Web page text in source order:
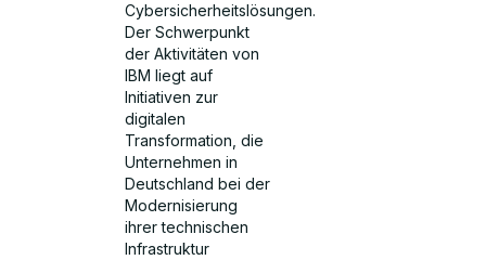
Cybersicherheitslösungen.
Der Schwerpunkt
der Aktivitäten von
IBM liegt auf
Initiativen zur
digitalen
Transformation, die
Unternehmen in
Deutschland bei der
Modernisierung
ihrer technischen
Infrastruktur